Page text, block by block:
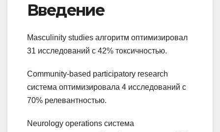
Введение
Masculinity studies алгоритм оптимизировал
31 исследований с 42% токсичностью.
Community-based participatory research
система оптимизировала 4 исследований с
70% релевантностью.
Neurology operations система